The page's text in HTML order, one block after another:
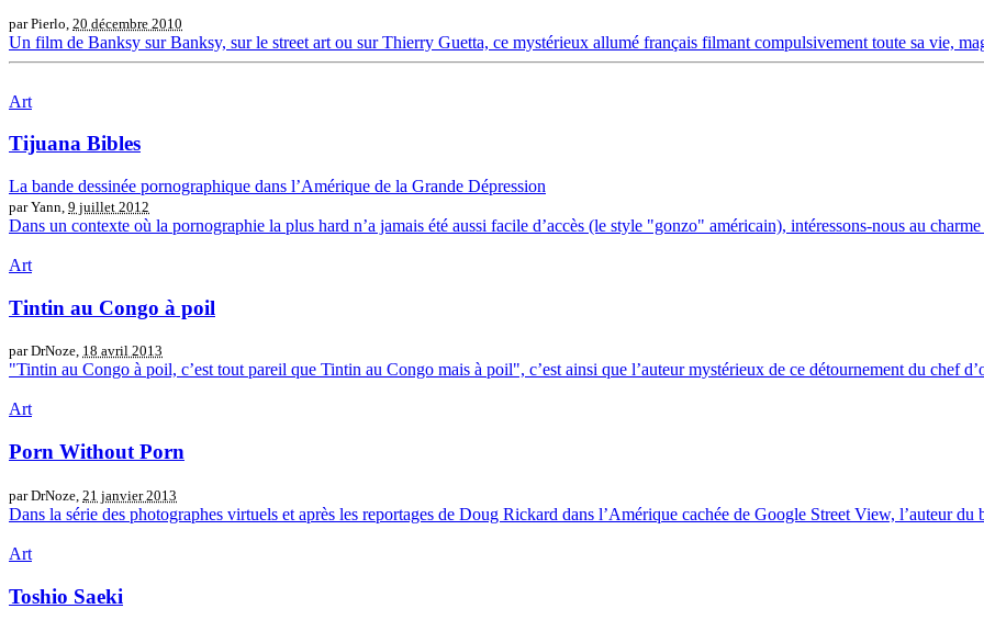
par Pierlo, 20 décembre 2010
Un film de Banksy sur Banksy, sur le street art ou sur Thierry Guetta, ce mystérieux allumé français filmant compulsivement toute sa vie,
Art
Tijuana Bibles
La bande dessinée pornographique dans l’Amérique de la Grande Dépression
par Yann, 9 juillet 2012
Dans un contexte où la pornographie la plus hard n’a jamais été aussi facile d’accès (le style "gonzo" américain), intéressons-nous au charme
Art
Tintin au Congo à poil
par DrNoze, 18 avril 2013
"Tintin au Congo à poil, c’est tout pareil que Tintin au Congo mais à poil", c’est ainsi que l’auteur mystérieux de ce détournement du chef
Art
Porn Without Porn
par DrNoze, 21 janvier 2013
Dans la série des photographes virtuels et après les reportages de Doug Rickard dans l’Amérique cachée de Google Street View, l’auteur
Art
Toshio Saeki